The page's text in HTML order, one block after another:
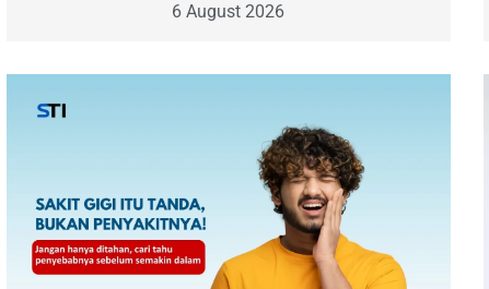
6 August 2026